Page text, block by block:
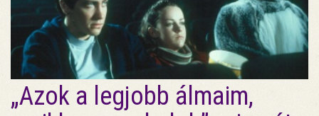
„Azok a legjobb álmaim,